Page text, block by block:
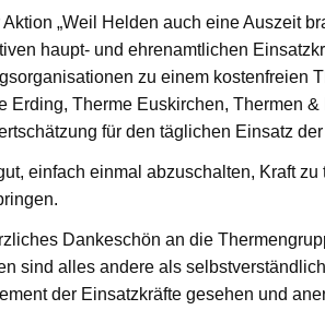
Aktion „Weil Helden auch eine Auszeit
haupt- und ehrenamtlichen
zu einem kostenfreien
Erding, Therme Euskirchen, Thermen
für den täglichen Einsatz
einfach einmal abzuschalten, Kraft
Dankeschön an die
sind alles andere als
der Einsatzkräfte gesehen und